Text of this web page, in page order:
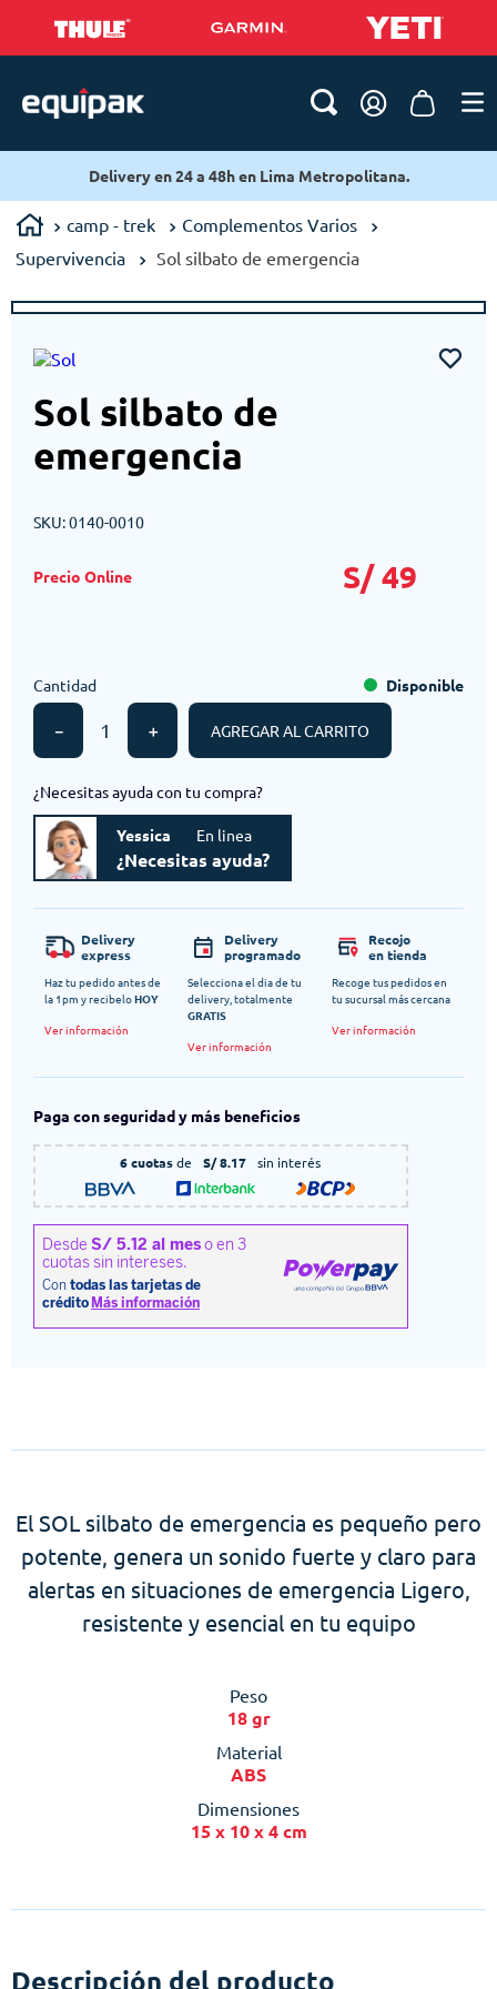
Delivery en 24 a 48h en Lima Metropolitana.
camp - trek
Complementos Varios
Supervivencia
Sol silbato de emergencia
Sol silbato de
emergencia
SKU:0140-0010
S/ 49
Cantidad
＋
－
Disponible
AGREGAR AL CARRITO
¿Necesitas ayuda con tu compra?
Yessica En linea
¿Necesitas ayuda?
Delivery
express
Haz tu pedido antes de
la 1pm y recibeloHOY
Ver información
Delivery
programado
Selecciona el dia de tu
delivery, totalmente
GRATIS
Ver información
Recojo
en tienda
Recoge tus pedidos en
tu sucursal más cercana
Ver información
Paga con seguridad y más beneficios
6 cuotasde S/ 8.17 sin interés
El SOL silbato de emergencia es pequeño pero
potente, genera un sonido fuerte y claro para
alertas en situaciones de emergencia Ligero,
resistente y esencial en tu equipo
Peso
18 gr
Material
ABS
Dimensiones
15 x 10 x 4 cm
Descripción del producto